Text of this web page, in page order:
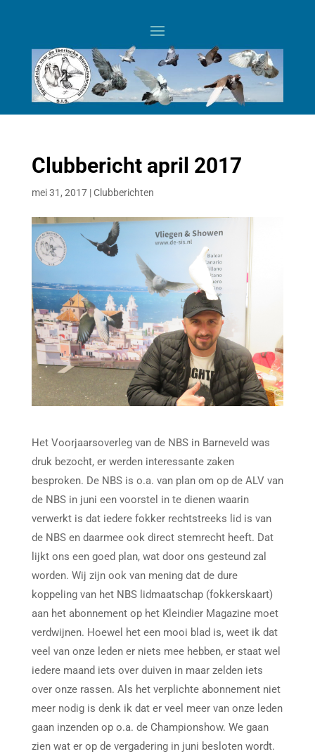
Clubbericht april 2017
mei 31, 2017|Clubberichten
Het Voorjaarsoverleg van de NBS in Barneveld was
druk bezocht, er werden interessante zaken
besproken. De NBS is o.a. van plan om op de ALV van
de NBS in juni een voorstel in te dienen waarin
verwerkt is dat iedere fokker rechtstreeks lid is van
de NBS en daarmee ook direct stemrecht heeft. Dat
lijkt ons een goed plan, wat door ons gesteund zal
worden. Wij zijn ook van mening dat de dure
koppeling van het NBS lidmaatschap (fokkerskaart)
aan het abonnement op het Kleindier Magazine moet
verdwijnen. Hoewel het een mooi blad is, weet ik dat
veel van onze leden er niets mee hebben, er staat wel
iedere maand iets over duiven in maar zelden iets
over onze rassen. Als het verplichte abonnement niet
meer nodig is denk ik dat er veel meer van onze leden
gaan inzenden op o.a. de Championshow. We gaan
zien wat er op de vergadering in juni besloten wordt.